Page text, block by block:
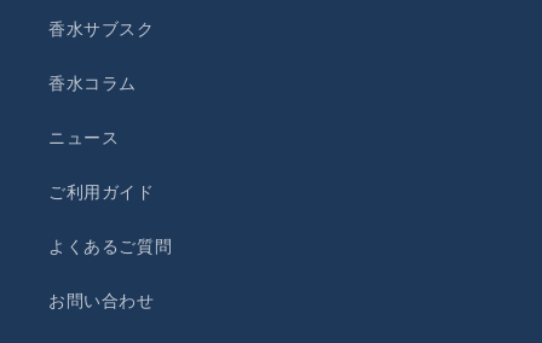
香水サブスク
香水コラム
ニュース
ご利用ガイド
よくあるご質問
お問い合わせ